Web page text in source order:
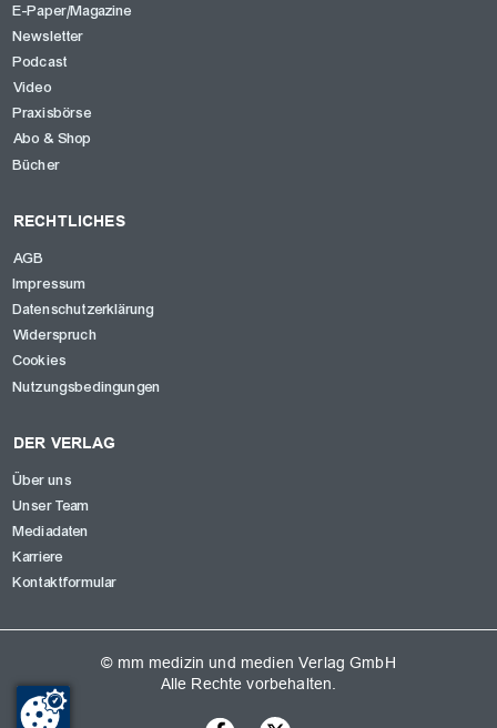
E-Paper/Magazine
Newsletter
Podcast
Video
Praxisbörse
Abo & Shop
Bücher
RECHTLICHES
AGB
Impressum
Datenschutzerklärung
Widerspruch
Cookies
Nutzungsbedingungen
DER VERLAG
Über uns
Unser Team
Mediadaten
Karriere
Kontaktformular
© mm medizin und medien Verlag GmbH
Alle Rechte vorbehalten.